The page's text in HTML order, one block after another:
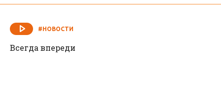
#НОВОСТИ
Всегда впереди